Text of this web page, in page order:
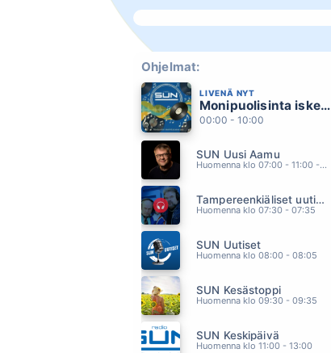
HOLDING OUT FOR A HERO
04.35
RAKASTETTAVIN
RESSU REDFORD
04.33
NA NA NAA
KIRKA
04.29
JUHA TAPIO
04.26
PANDORA
04.22
ELTON JOHN
04.16
FREDERIK
04.12
JP LEPPÄLUOTO
04.09
Ohjelmat:
LIVENÄ NYT
Monipuolisinta iskelmää ja parasta poppia
00:00 - 10:00
SUN Uusi Aamu
Huomenna klo 07:00 - 11:00 - Studiossa: Kimmo Hoivassilta
Tampereenkiäliset uutiset
Huomenna klo 07:30 - 07:35
SUN Uutiset
Huomenna klo 08:00 - 08:05
SUN Kesästoppi
Huomenna klo 09:30 - 09:35
SUN Keskipäivä
Huomenna klo 11:00 - 13:00